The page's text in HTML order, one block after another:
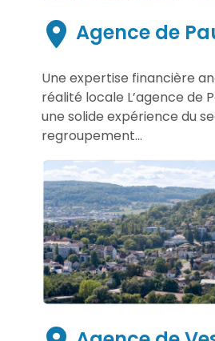
Agence de
Une expertise financière
réalité locale L’agence de
une solide expérience du
regroupement...